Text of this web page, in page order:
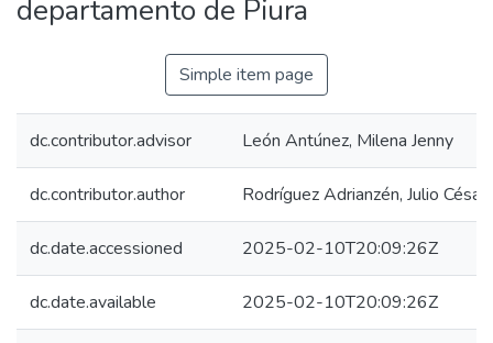
departamento de Piura
Simple item page
dc.contributor.advisor León Antúnez, Milena Jenny
dc.contributor.author Rodríguez Adrianzén, Julio César
dc.date.accessioned 2025-02-10T20:09:26Z
dc.date.available 2025-02-10T20:09:26Z